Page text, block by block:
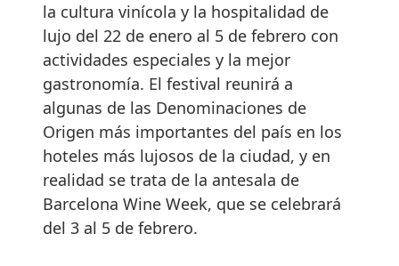
la cultura vinícola y la hospitalidad de
lujo del 22 de enero al 5 de febrero con
actividades especiales y la mejor
gastronomía. El festival reunirá a
algunas de las Denominaciones de
Origen más importantes del país en los
hoteles más lujosos de la ciudad, y en
realidad se trata de la antesala de
Barcelona Wine Week, que se celebrará
del 3 al 5 de febrero.